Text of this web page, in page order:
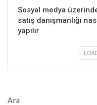
Sosyal medya
satış danışmanlığı
yapılır
Ara